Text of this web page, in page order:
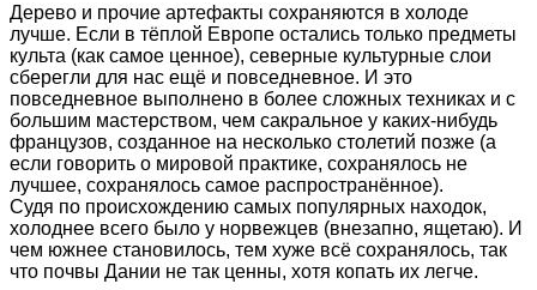
Дерево и прочие артефакты сохраняются в холоде
лучше. Если в тёплой Европе остались только предметы
культа (как самое ценное), северные культурные слои
сберегли для нас ещё и повседневное. И это
повседневное выполнено в более сложных техниках и с
большим мастерством, чем сакральное у каких-нибудь
французов, созданное на несколько столетий позже (а
если говорить о мировой практике, сохранялось не
лучшее, сохранялось самое распространённое).
Судя по происхождению самых популярных находок,
холоднее всего было у норвежцев (внезапно, ящетаю). И
чем южнее становилось, тем хуже всё сохранялось, так
что почвы Дании не так ценны, хотя копать их легче.